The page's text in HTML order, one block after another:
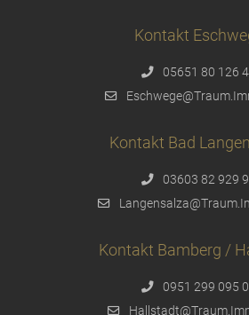
Kontakt
05651 80 126
Kontakt Bad
03603 82 929
Kontakt Bamberg /
0951 299 095